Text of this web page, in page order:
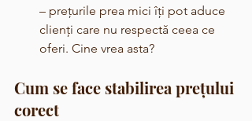
– prețurile prea mici îți pot aduce
clienți care nu respectă ceea ce
oferi. Cine vrea asta?
Cum se face stabilirea prețului
corect